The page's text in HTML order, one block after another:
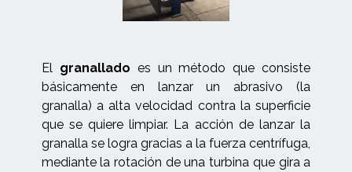
El granallado es un método que consiste
básicamente en lanzar un abrasivo (la
granalla) a alta velocidad contra la superficie
que se quiere limpiar. La acción de lanzar la
granalla se logra gracias a la fuerza centrífuga,
mediante la rotación de una turbina que gira a